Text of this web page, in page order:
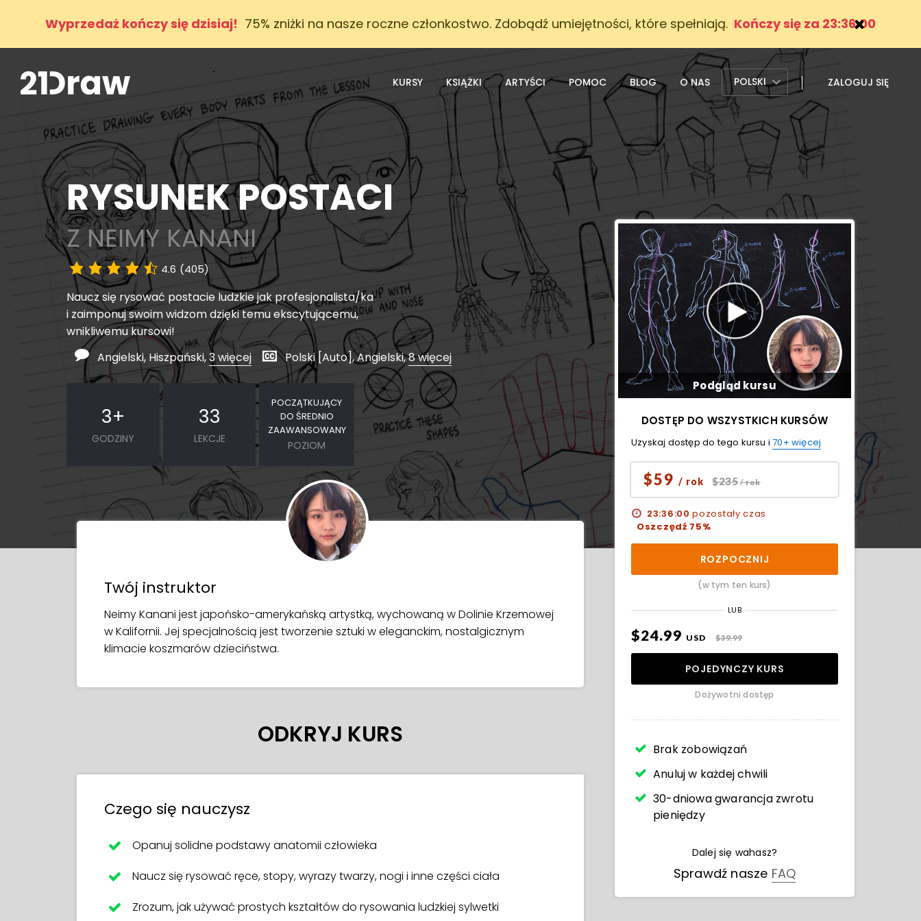
Wyprzedaż kończy się dzisiaj! 75% zniżki na nasze roczne członkostwo. Zdobądź umiejętności, które spełniają. Kończy się za 23:35:58
KURSY KSIĄŻKI ARTYŚCI POMOC BLOG O NAS POLSKI ZALOGUJ SIĘ
RYSUNEK POSTACI
Z NEIMY KANANI
4.6 (405)
Naucz się rysować postacie ludzkie jak profesjonalista/ka
i zaimponuj swoim widzom dzięki temu ekscytującemu,
wnikliwemu kursowi!
Angielski, Hiszpański,3 więcej Polski [Auto], Angielski,8 więcej
3+
GODZINY
33
LEKCJE
POCZĄTKUJĄCY
DO ŚREDNIO
ZAAWANSOWANY
POZIOM
Twój instruktor
Neimy Kanani jest japońsko-amerykańską artystką, wychowaną w Dolinie Krzemowej
w Kalifornii. Jej specjalnością jest tworzenie sztuki w eleganckim, nostalgicznym
klimacie koszmarów dzieciństwa.
ODKRYJ KURS
Czego się nauczysz
Opanuj solidne podstawy anatomii człowieka
Naucz się rysować ręce, stopy, wyrazy twarzy, nogi i inne części ciała
Zrozum, jak używać prostych kształtów do rysowania ludzkiej sylwetki
Podgląd kursu
DOSTĘP DO WSZYSTKICH KURSÓW
Uzyskaj dostęp do tego kursu i70+ więcej
$59 / rok $235/ rok
23:35:58 pozostały czas
Oszczędź 75%
ROZPOCZNIJ
(w tym ten kurs)
LUB
$24.99 USD $39.99
POJEDYNCZY KURS
Dożywotni dostęp
Brak zobowiązań
Anuluj w każdej chwili
30-dniowa gwarancja zwrotu
pieniędzy
Dalej się wahasz?
Sprawdź nasze FAQ